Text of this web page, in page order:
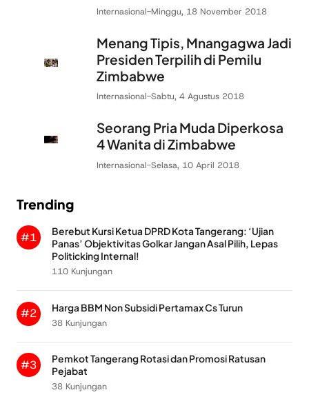
Internasional-Minggu, 18 November 2018
Menang Tipis, Mnangagwa Jadi
Presiden Terpilih di Pemilu
Zimbabwe
Internasional-Sabtu, 4 Agustus 2018
Seorang Pria Muda Diperkosa
4 Wanita di Zimbabwe
Internasional-Selasa, 10 April 2018
Trending
#1
Berebut Kursi Ketua DPRD Kota Tangerang: ‘Ujian
Panas’ Objektivitas Golkar Jangan Asal Pilih, Lepas
Politicking Internal!
110 Kunjungan
#2
Harga BBM Non Subsidi Pertamax Cs Turun
38 Kunjungan
#3
Pemkot Tangerang Rotasi dan Promosi Ratusan
Pejabat
38 Kunjungan